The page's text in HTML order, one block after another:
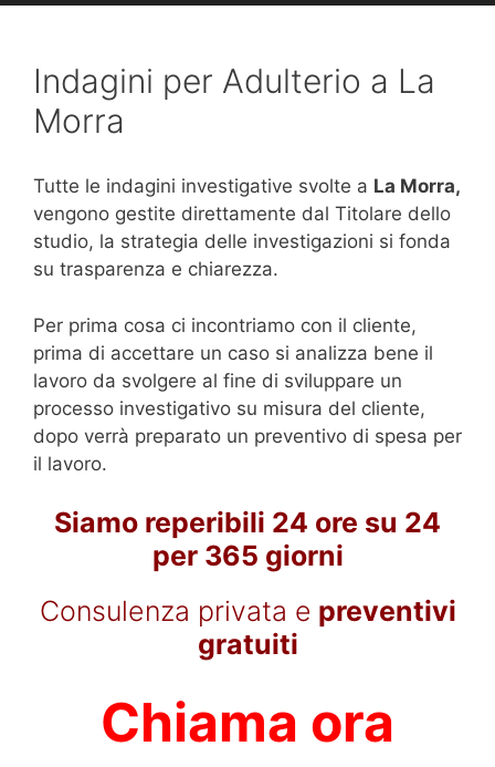
Indagini per Adulterio a La
Morra
Tutte le indagini investigative svolte a La Morra,
vengono gestite direttamente dal Titolare dello
studio, la strategia delle investigazioni si fonda
su trasparenza e chiarezza.
Per prima cosa ci incontriamo con il cliente,
prima di accettare un caso si analizza bene il
lavoro da svolgere al fine di sviluppare un
processo investigativo su misura del cliente,
dopo verrà preparato un preventivo di spesa per
il lavoro.
Siamo reperibili 24 ore su 24
per 365 giorni
Consulenza privata e preventivi
gratuiti
Chiama ora